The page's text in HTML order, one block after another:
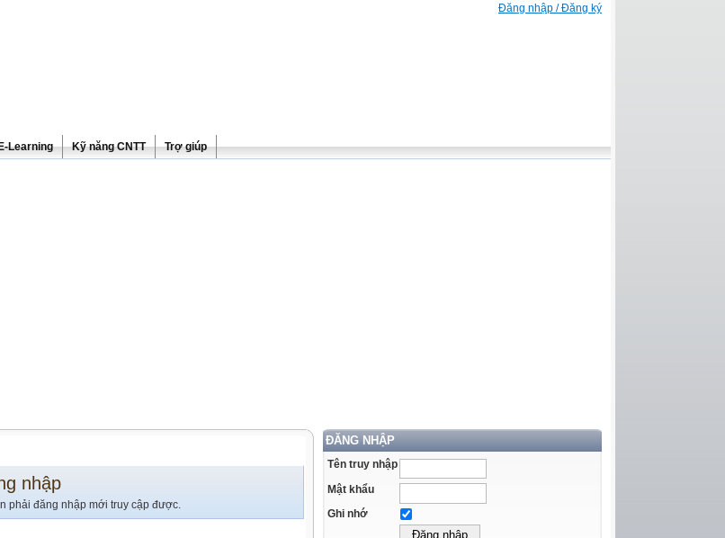
Đăng nhập / Đăng ký
Learning Kỹ năng CNTT Trợ giúp
ĐĂNG NHẬP
Tên truy nhập
Mật khẩu
Ghi nhớ
nhập
phải đăng nhập mới truy cập được.